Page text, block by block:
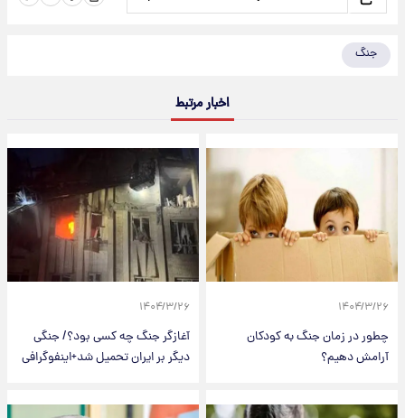
جنگ
اخبار مرتبط
۱۴۰۴/۳/۲۶
چطور در زمان جنگ به کودکان
آرامش دهیم؟
۱۴۰۴/۳/۲۶
آغازگر جنگ چه کسی بود؟/ جنگی
دیگر بر ایران تحمیل شد+اینفوگرافی